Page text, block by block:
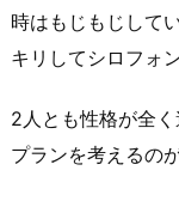
時はもじもじして
キリしてシロフォ
2人とも性格が全
プランを考えるの